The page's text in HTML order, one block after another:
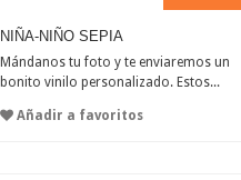
NIÑA-NIÑO SEPIA
Mándanos tu foto y te enviaremos un
bonito vinilo personalizado. Estos...
Añadir a favoritos